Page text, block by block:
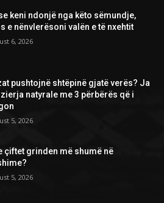
keni ndonjë nga këto sëmundje,
e nënvlerësoni valën e të nxehtit
6, 2026
pushtojnë shtëpinë gjatë verës? Ja
natyrale me 3 përbërës që i
5, 2026
çiftet grinden më shumë në
5, 2026